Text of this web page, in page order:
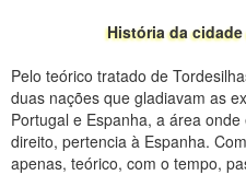
História da
Pelo teórico tratado de
duas nações que gladiavam as
Portugal e Espanha, a área
direito, pertencia à Espanha.
apenas, teórico, com o tempo,